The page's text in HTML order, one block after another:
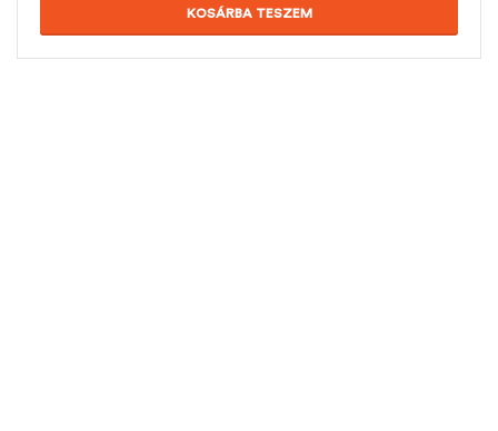
KOSÁRBA TESZEM